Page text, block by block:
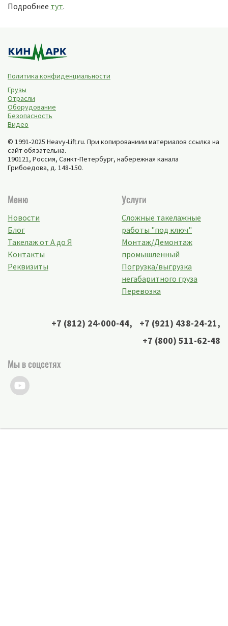
Подробнее тут.
Политика конфиденциальности
Грузы
Отрасли
Оборудование
Безопасность
Видео
© 1991-2025 Heavy-Lift.ru. При копированиии материалов ссылка на
сайт обязательна.
190121, Россия, Санкт-Петербург, набережная канала
Грибоедова, д. 148-150.
Меню
Новости
Блог
Такелаж от А до Я
Контакты
Реквизиты
Услуги
Сложные такелажные
работы "под ключ"
Монтаж/Демонтаж
промышленный
Погрузка/выгрузка
негабаритного груза
Перевозка
+7 (812) 24-000-44, +7 (921) 438-24-21,
+7 (800) 511-62-48
Мы в соцсетях